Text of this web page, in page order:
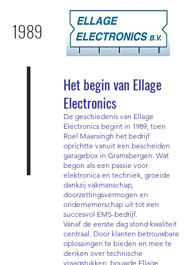
1989
Het begin van Ellage
Electronics
De geschiedenis van Ellage
Electronics begint in 1989, toen
Roel Maarsingh het bedrijf
oprichtte vanuit een bescheiden
garagebox in Gramsbergen. Wat
begon als een passie voor
elektronica en techniek, groeide
dankzij vakmanschap,
doorzettingsvermogen en
ondernemerschap uit tot een
succesvol EMS-bedrijf.
Vanaf de eerste dag stond kwaliteit
centraal. Door klanten betrouwbare
oplossingen te bieden en mee te
denken over technische
vraagstukken, bouwde Ellage